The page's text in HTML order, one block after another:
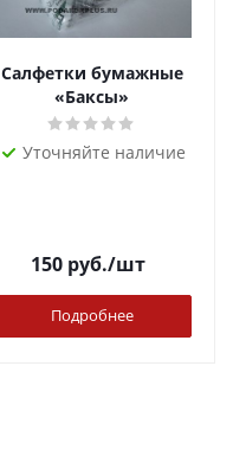
Салфетки бумажные
«Баксы»
Уточняйте наличие
150руб./шт
Подробнее